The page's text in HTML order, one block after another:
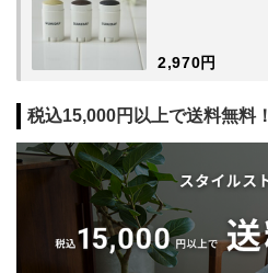
2,970円
税込15,000円以上で送料無料！